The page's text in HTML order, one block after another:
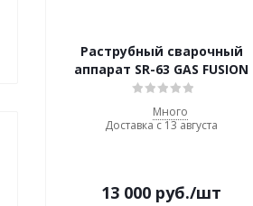
Раструбный сварочный
аппарат SR-63 GAS FUSION
Много
Доставка с 13 августа
13 000 руб./шт